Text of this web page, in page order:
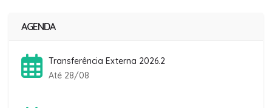
AGENDA
Transferência Externa 2026.2
Até 28/08